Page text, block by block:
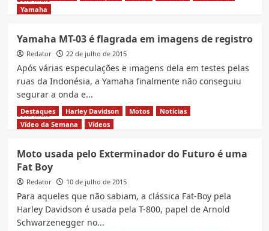
que
há
de
novo
Kawasaki
Ninja
1000
Yamaha
Yamaha MT-03 é flagrada em imagens de registro
Redator 22 de julho de 2015
Após várias especulações e imagens dela em testes pelas
ruas da Indonésia, a Yamaha finalmente não conseguiu
segurar a onda e...
Leia MaisRead
more
MT-
03
é
flagrada
imagens
de
Destaques Harley Davidson Motos
Notícias
Vídeo da Semana
Vídeos
Moto usada pelo Exterminador do Futuro é uma
Fat Boy
Redator 10 de julho de 2015
Para aqueles que não sabiam, a clássica Fat-Boy pela
Harley Davidson é usada pela T-800, papel de Arnold
Schwarzenegger no...